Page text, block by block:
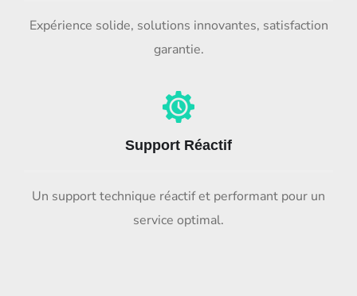
Expérience solide, solutions innovantes, satisfaction
garantie.
Support Réactif
Un support technique réactif et performant pour un
service optimal.